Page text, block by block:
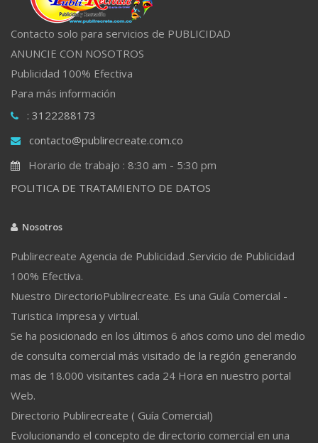
Contacto solo para servicios de PUBLICIDAD
ANUNCIE CON NOSOTROS
Publicidad 100% Efectiva
Para más información
: 3122288173
contacto@publirecreate.com.co
Horario de trabajo : 8:30 am - 5:30 pm
POLITICA DE TRATAMIENTO DE DATOS
Nosotros
Publirecreate Agencia de Publicidad .Servicio de Publicidad
100% Efectiva.
Nuestro DirectorioPublirecreate. Es una Guía Comercial -
Turistica Impresa y virtual.
Se ha posicionado en los últimos 6 años como uno del medio
de consulta comercial más visitado de la región generando
mas de 18.000 visitantes cada 24 Hora en nuestro portal
Web.
Directorio Publirecreate ( Guía Comercial)
Evolucionando el concepto de directorio comercial en una